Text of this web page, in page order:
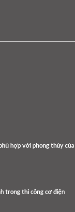
hợp với phong thủy của
trong thi công cơ điện